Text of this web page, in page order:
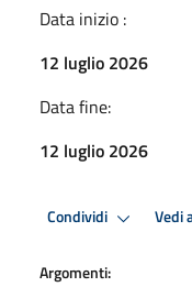
Data inizio :
12 luglio 2026
Data fine:
12 luglio 2026
Condividi Vedi
Argomenti: